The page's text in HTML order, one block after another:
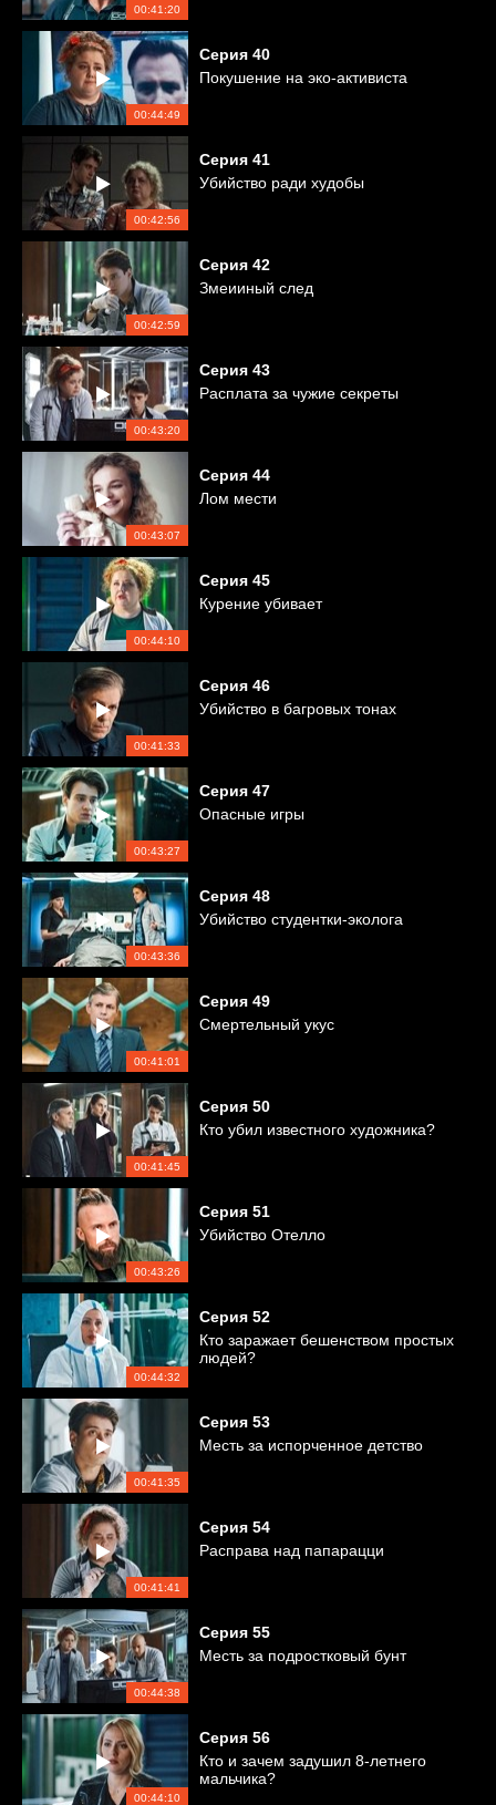
00:41:20
00:44:49
Серия 40
Покушение на эко-активиста
00:42:56
Серия 41
Убийство ради худобы
00:42:59
Серия 42
Змеииный след
00:43:20
Серия 43
Расплата за чужие секреты
00:43:07
Серия 44
Лом мести
00:44:10
Серия 45
Курение убивает
00:41:33
Серия 46
Убийство в багровых тонах
00:43:27
Серия 47
Опасные игры
00:43:36
Серия 48
Убийство студентки-эколога
00:41:01
Серия 49
Смертельный укус
00:41:45
Серия 50
Кто убил известного художника?
00:43:26
Серия 51
Убийство Отелло
00:44:32
Серия 52
Кто заражает бешенством простых
людей?
00:41:35
Серия 53
Месть за испорченное детство
00:41:41
Серия 54
Расправа над папарацци
00:44:38
Серия 55
Месть за подростковый бунт
00:44:10
Серия 56
Кто и зачем задушил 8-летнего
мальчика?